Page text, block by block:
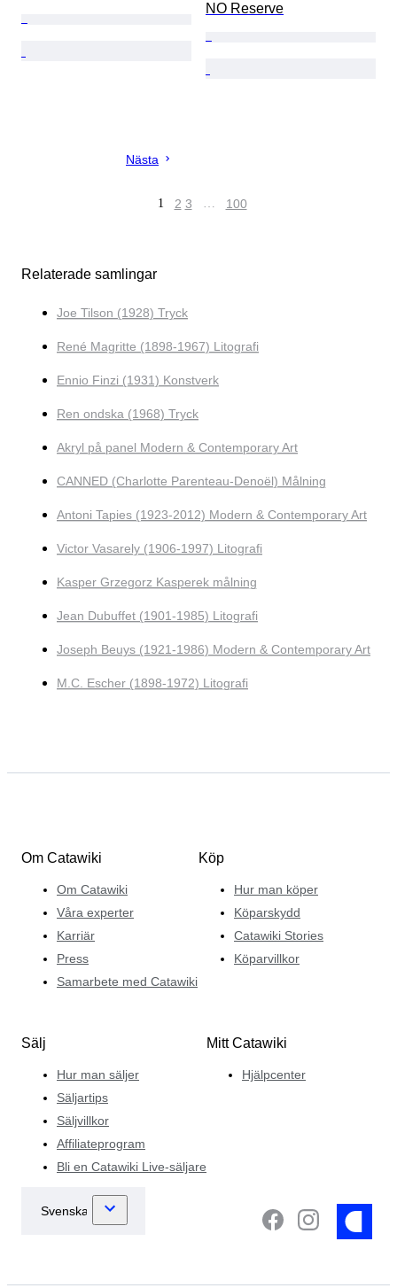
NO Reserve
Nästa
1 2 3 … 100
Relaterade samlingar
Joe Tilson (1928) Tryck
René Magritte (1898-1967) Litografi
Ennio Finzi (1931) Konstverk
Ren ondska (1968) Tryck
Akryl på panel Modern & Contemporary Art
CANNED (Charlotte Parenteau-Denoël) Målning
Antoni Tapies (1923-2012) Modern & Contemporary Art
Victor Vasarely (1906-1997) Litografi
Kasper Grzegorz Kasperek målning
Jean Dubuffet (1901-1985) Litografi
Joseph Beuys (1921-1986) Modern & Contemporary Art
M.C. Escher (1898-1972) Litografi
Om Catawiki
Om Catawiki
Våra experter
Karriär
Press
Samarbete med Catawiki
Köp
Hur man köper
Köparskydd
Catawiki Stories
Köparvillkor
Sälj
Hur man säljer
Säljartips
Säljvillkor
Affiliateprogram
Bli en Catawiki Live-säljare
Mitt Catawiki
Hjälpcenter